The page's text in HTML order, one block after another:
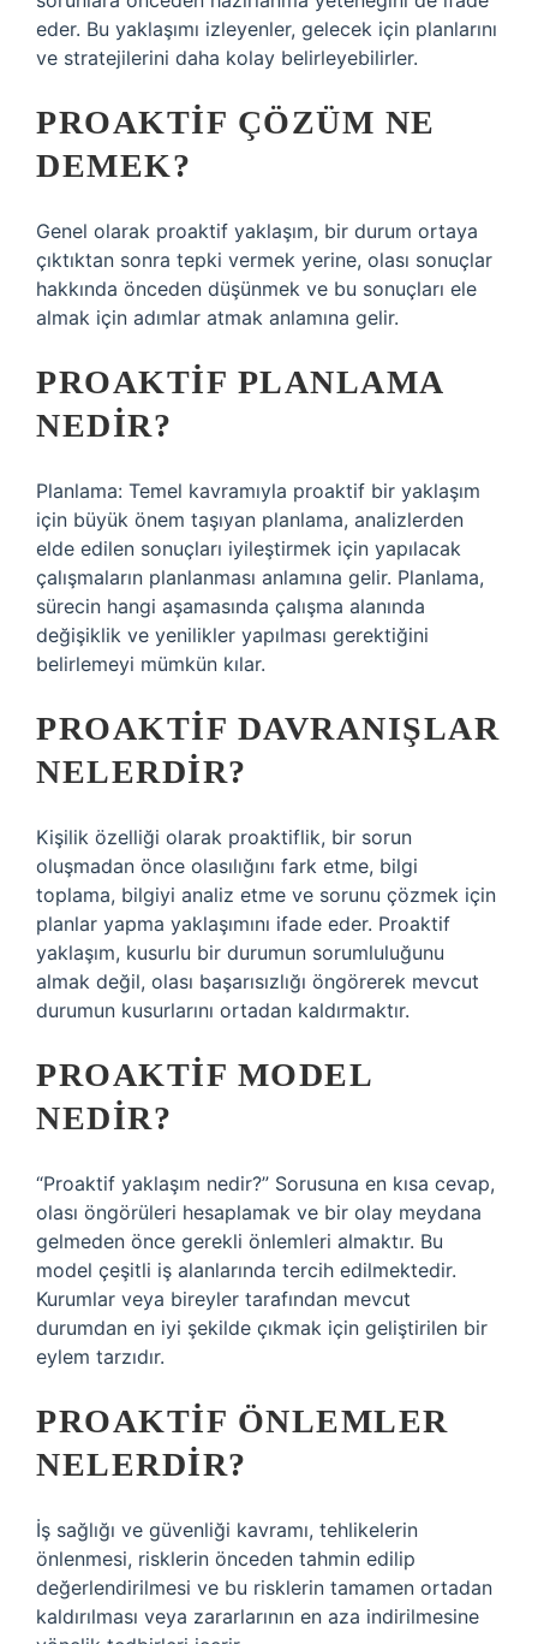
eder. Bu yaklaşımı izleyenler, gelecek için planlarını
ve stratejilerini daha kolay belirleyebilirler.
PROAKTIF ÇÖZÜM NE
DEMEK?
Genel olarak proaktif yaklaşım, bir durum ortaya
çıktıktan sonra tepki vermek yerine, olası sonuçlar
hakkında önceden düşünmek ve bu sonuçları ele
almak için adımlar atmak anlamına gelir.
PROAKTIF PLANLAMA
NEDIR?
Planlama: Temel kavramıyla proaktif bir yaklaşım
için büyük önem taşıyan planlama, analizlerden
elde edilen sonuçları iyileştirmek için yapılacak
çalışmaların planlanması anlamına gelir. Planlama,
sürecin hangi aşamasında çalışma alanında
değişiklik ve yenilikler yapılması gerektiğini
belirlemeyi mümkün kılar.
PROAKTIF DAVRANIŞLAR
NELERDIR?
Kişilik özelliği olarak proaktiflik, bir sorun
oluşmadan önce olasılığını fark etme, bilgi
toplama, bilgiyi analiz etme ve sorunu çözmek için
planlar yapma yaklaşımını ifade eder. Proaktif
yaklaşım, kusurlu bir durumun sorumluluğunu
almak değil, olası başarısızlığı öngörerek mevcut
durumun kusurlarını ortadan kaldırmaktır.
PROAKTIF MODEL
NEDIR?
“Proaktif yaklaşım nedir?” Sorusuna en kısa cevap,
olası öngörüleri hesaplamak ve bir olay meydana
gelmeden önce gerekli önlemleri almaktır. Bu
model çeşitli iş alanlarında tercih edilmektedir.
Kurumlar veya bireyler tarafından mevcut
durumdan en iyi şekilde çıkmak için geliştirilen bir
eylem tarzıdır.
PROAKTIF ÖNLEMLER
NELERDIR?
İş sağlığı ve güvenliği kavramı, tehlikelerin
önlenmesi, risklerin önceden tahmin edilip
değerlendirilmesi ve bu risklerin tamamen ortadan
kaldırılması veya zararlarının en aza indirilmesine